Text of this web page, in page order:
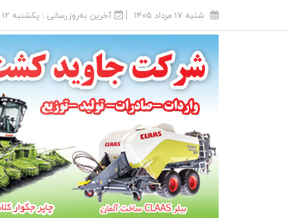
شنبه 17 مرداد 1405 آخرین به‌روزرسانی : يکشنبه 12 بهمن 1404